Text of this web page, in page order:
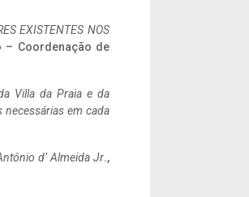
EXISTENTES NOS
– Coordenação de
Villa da Praia e da
necessárias em cada
d’ Almeida Jr.,